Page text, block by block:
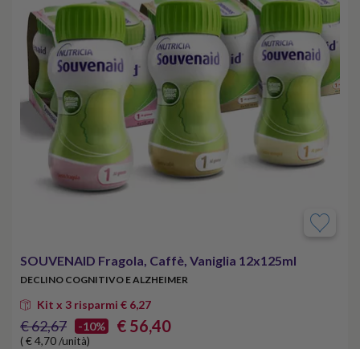
SOUVENAID Fragola, Caffè, Vaniglia 12x125ml
DECLINO COGNITIVO E ALZHEIMER
Kit x 3 risparmi € 6,27
€ 62,67 -10% € 56,40
( € 4,70 /unità)